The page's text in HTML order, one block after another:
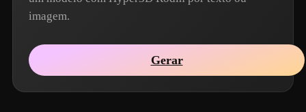
imagem.
Gerar